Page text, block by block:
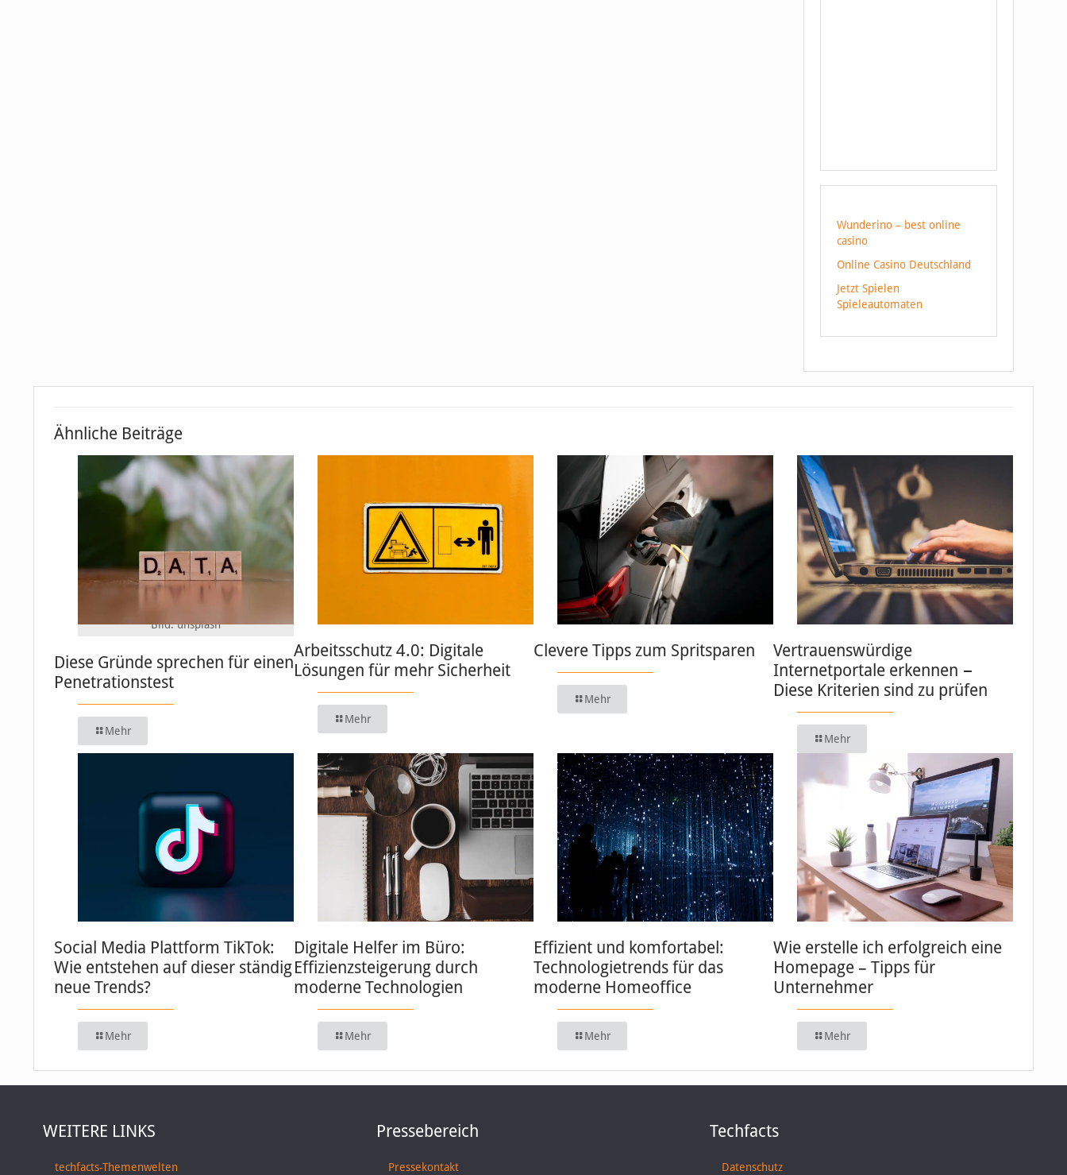
Wunderino – best online
casino
Online Casino Deutschland
Jetzt Spielen
Spieleautomaten
Ähnliche Beiträge
Bild: unsplash
Diese Gründe sprechen für einen
Penetrationstest
Mehr
Arbeitsschutz 4.0: Digitale
Lösungen für mehr Sicherheit
Mehr
Clevere Tipps zum Spritsparen
Mehr
Vertrauenswürdige
Internetportale erkennen −
Diese Kriterien sind zu prüfen
Mehr
Social Media Plattform TikTok:
Wie entstehen auf dieser ständig
neue Trends?
Mehr
Digitale Helfer im Büro:
Effizienzsteigerung durch
moderne Technologien
Mehr
Effizient und komfortabel:
Technologietrends für das
moderne Homeoffice
Mehr
Wie erstelle ich erfolgreich eine
Homepage – Tipps für
Unternehmer
Mehr
WEITERE LINKS
techfacts-Themenwelten
Pressebereich
Pressekontakt
Techfacts
Datenschutz